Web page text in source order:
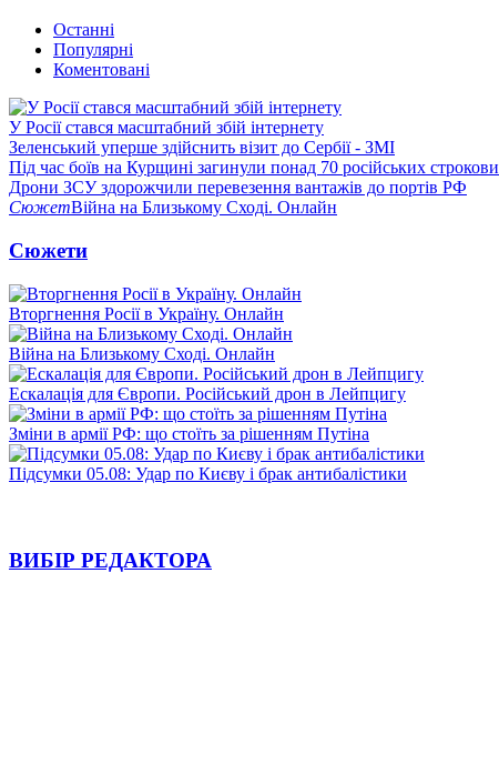
Останні
Популярні
Коментовані
У Росії стався масштабний збій інтернету
Зеленський уперше здійснить візит до Сербії - ЗМІ
Під час боїв на Курщині загинули понад 70 російських
Дрони ЗСУ здорожчили перевезення вантажів до портів РФ
СюжетВійна на Близькому Сході. Онлайн
Сюжети
Вторгнення Росії в Україну. Онлайн
Війна на Близькому Сході. Онлайн
Ескалація для Європи. Російський дрон в Лейпцигу
Зміни в армії РФ: що стоїть за рішенням Путіна
Підсумки 05.08: Удар по Києву і брак антибалістики
ВИБІР РЕДАКТОРА